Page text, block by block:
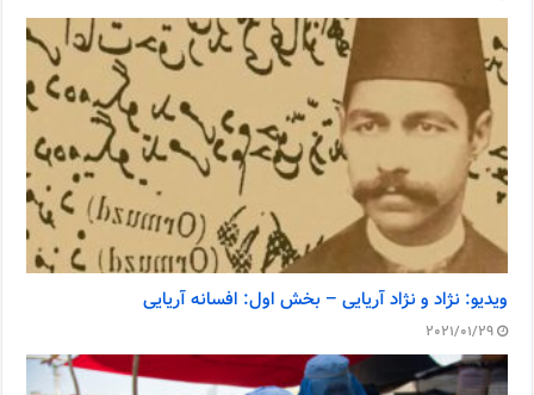
ویدیو: نژاد و نژاد آریایی – بخش اول: افسانه آریایی
2021/01/29